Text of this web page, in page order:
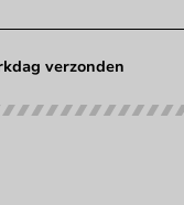
verzonden